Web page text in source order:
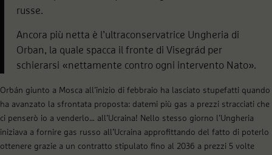
russe.
Ancora più netta è l’ultraconservatrice Ungheria di
Orban, la quale spacca il fronte di Visegrád per
schierarsi «nettamente contro ogni intervento Nato».
Orbán giunto a Mosca all’inizio di febbraio ha lasciato stupefatti quando
ha avanzato la sfrontata proposta: datemi più gas a prezzi stracciati che
ci penserò io a venderlo… all’Ucraina! Nello stesso giorno l’Ungheria
iniziava a fornire gas russo all’Ucraina approfittando del fatto di poterlo
ottenere grazie a un contratto stipulato fino al 2036 a prezzi 5 volte